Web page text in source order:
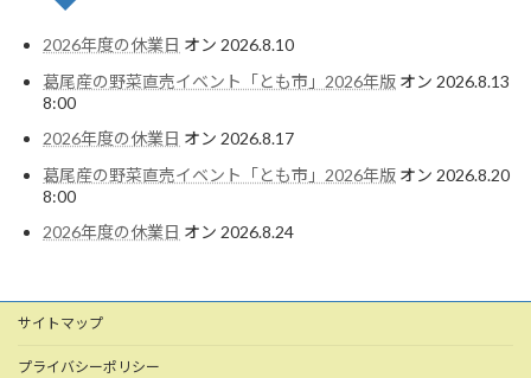
2026年度の休業日 オン 2026.8.10
葛尾産の野菜直売イベント「とも市」2026年版 オン 2026.8.13
8:00
2026年度の休業日 オン 2026.8.17
葛尾産の野菜直売イベント「とも市」2026年版 オン 2026.8.20
8:00
2026年度の休業日 オン 2026.8.24
サイトマップ
プライバシーポリシー